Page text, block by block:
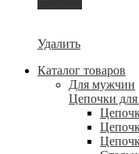
Удалить
Каталог товаров
Для мужчин
Цепочки